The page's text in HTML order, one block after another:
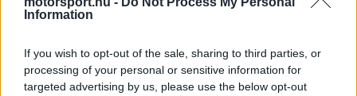
Information
If you wish to opt-out of the sale, sharing to third parties, or
processing of your personal or sensitive information for
targeted advertising by us, please use the below opt-out
hajnalban kitört az orosz-ukrán háború, amelynek
folyamán az ukrán elnök tájékoztatása szerint